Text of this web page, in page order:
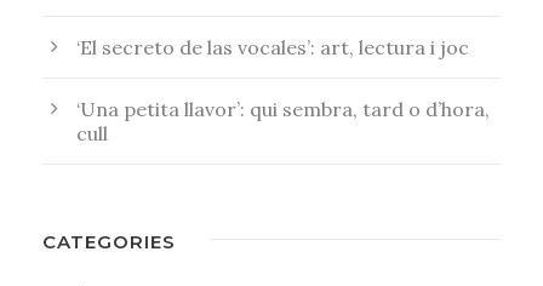
‘El secreto de las vocales’: art, lectura i joc
‘Una petita llavor’: qui sembra, tard o d’hora,
cull
CATEGORIES